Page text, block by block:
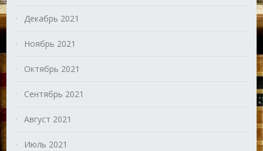
Декабрь 2021
Ноябрь 2021
Октябрь 2021
Сентябрь 2021
Август 2021
Июль 2021